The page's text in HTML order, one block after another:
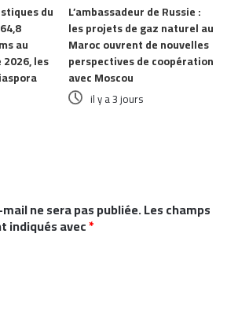
du
au
les
L’ambassadeur de Russie :
les projets de gaz naturel au
Maroc ouvrent de nouvelles
perspectives de coopération
avec Moscou
il y a 3 jours
ne sera pas publiée.Les champs
indiqués avec*